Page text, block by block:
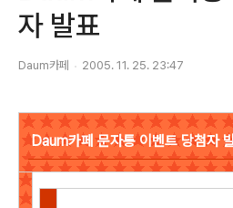
자 발표
Daum카페 2005. 11. 25. 23:47
Daum카페 문자통 이벤트 당첨자